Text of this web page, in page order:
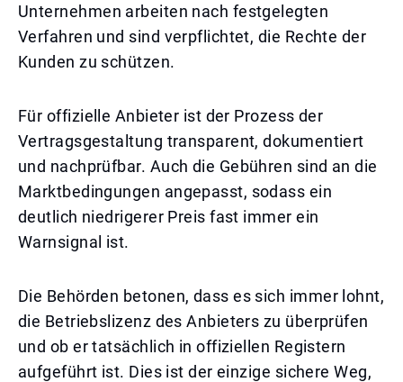
Unternehmen arbeiten nach festgelegten
Verfahren und sind verpflichtet, die Rechte der
Kunden zu schützen.
Für offizielle Anbieter ist der Prozess der
Vertragsgestaltung transparent, dokumentiert
und nachprüfbar. Auch die Gebühren sind an die
Marktbedingungen angepasst, sodass ein
deutlich niedrigerer Preis fast immer ein
Warnsignal ist.
Die Behörden betonen, dass es sich immer lohnt,
die Betriebslizenz des Anbieters zu überprüfen
und ob er tatsächlich in offiziellen Registern
aufgeführt ist. Dies ist der einzige sichere Weg,